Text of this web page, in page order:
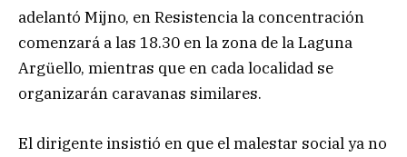
adelantó Mijno, en Resistencia la concentración
comenzará a las 18.30 en la zona de la Laguna
Argüello, mientras que en cada localidad se
organizarán caravanas similares.
El dirigente insistió en que el malestar social ya no